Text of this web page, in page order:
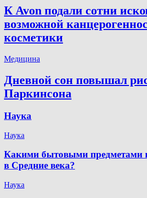
К Avon подали сотни
возможной
косметики
Медицина
Дневной сон повышал
Паркинсона
Наука
Наука
Какими бытовыми предметами
в Средние века?
Наука